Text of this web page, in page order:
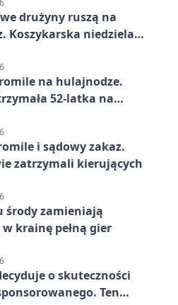
drużyny ruszą na
Koszykarska niedziela
na hulajnodze.
52-latka na
i sądowy zakaz.
zatrzymali kierujących
środy zamieniają
krainę pełną gier
o skuteczności
Ten